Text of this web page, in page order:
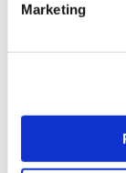
Marketing